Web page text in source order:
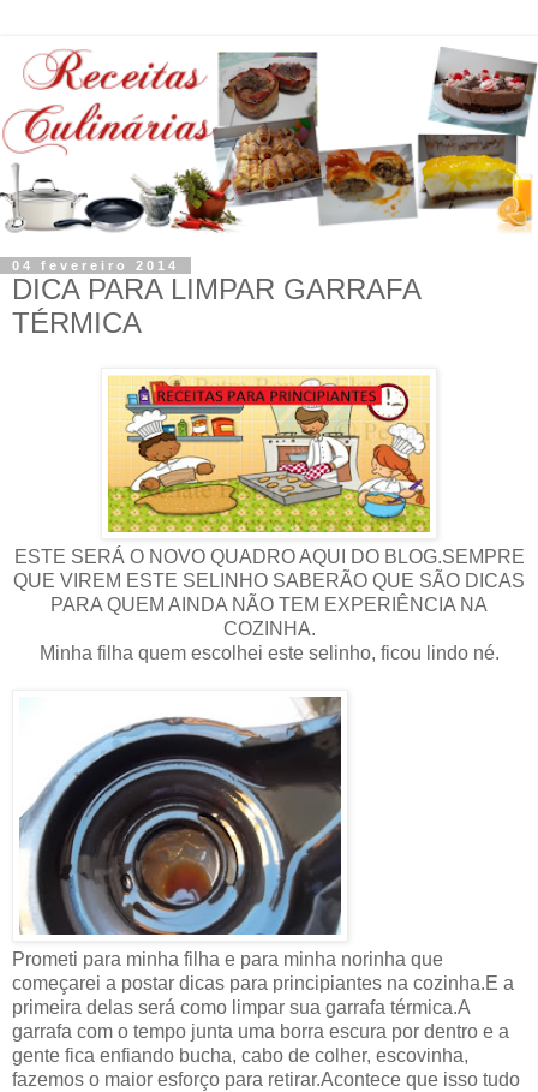
04 fevereiro 2014
DICA PARA LIMPAR GARRAFA
TÉRMICA
ESTE SERÁ O NOVO QUADRO AQUI DO BLOG.SEMPRE
QUE VIREM ESTE SELINHO SABERÃO QUE SÃO DICAS
PARA QUEM AINDA NÃO TEM EXPERIÊNCIA NA
COZINHA.
Minha filha quem escolhei este selinho, ficou lindo né.
Prometi para minha filha e para minha norinha que
começarei a postar dicas para principiantes na cozinha.E a
primeira delas será como limpar sua garrafa térmica.A
garrafa com o tempo junta uma borra escura por dentro e a
gente fica enfiando bucha, cabo de colher, escovinha,
fazemos o maior esforço para retirar.Acontece que isso tudo